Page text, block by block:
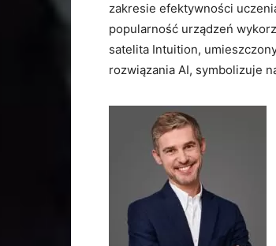
zakresie efektywności
popularność urządzeń
satelita Intuition,
rozwiązania AI, symbolizuje